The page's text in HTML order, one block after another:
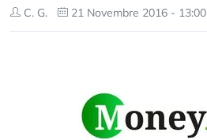
C. G. 21 Novembre 2016 - 13:00